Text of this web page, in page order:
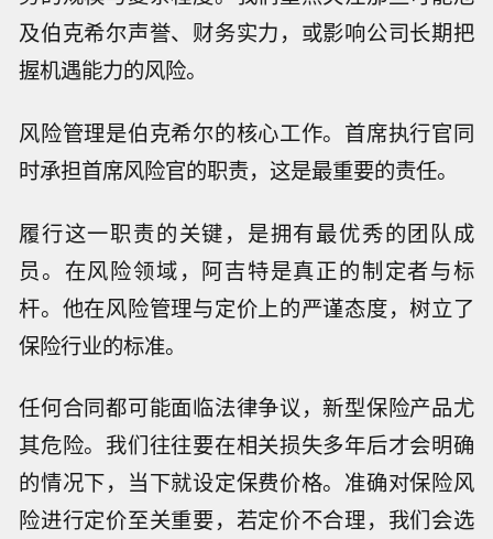
及伯克希尔声誉、财务实力，或影响公司长期把
握机遇能力的风险。
风险管理是伯克希尔的核心工作。首席执行官同
时承担首席风险官的职责，这是最重要的责任。
履行这一职责的关键，是拥有最优秀的团队成
员。在风险领域，阿吉特是真正的制定者与标
杆。他在风险管理与定价上的严谨态度，树立了
保险行业的标准。
任何合同都可能面临法律争议，新型保险产品尤
其危险。我们往往要在相关损失多年后才会明确
的情况下，当下就设定保费价格。准确对保险风
险进行定价至关重要，若定价不合理，我们会选